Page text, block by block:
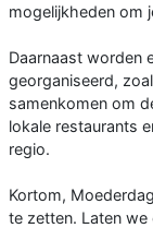
mogelijkheden om
Daarnaast worden
georganiseerd,
samenkomen om
lokale restaurants
regio.
Kortom,
te zetten. Laten